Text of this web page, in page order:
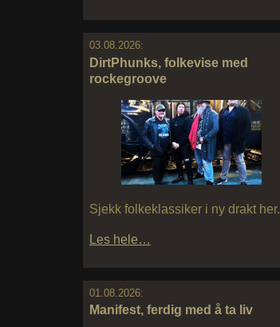
03.08.2026:
DirtPhunks, folkevise med
rockegroove
Sjekk folkeklassiker i ny drakt her.
Les hele…
01.08.2026:
Manifest, ferdig med å ta liv